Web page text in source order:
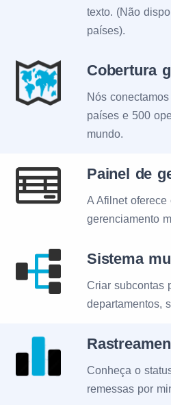
texto. (Não
países).
Cobertura
Nós
países e 500
mundo.
Painel de
A Afilnet
gerenciamento
Sistema
Criar subcontas
departamentos,
Conheça o
remessas por